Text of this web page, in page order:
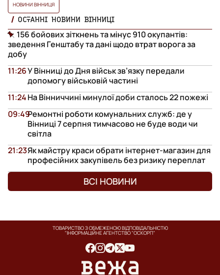
НОВИНИ ВІННИЦЯ
ОСТАННІ НОВИНИ ВІННИЦІ
156 бойових зіткнень та мінус 910 окупантів:
зведення Генштабу та дані щодо втрат ворога за
добу
У Вінниці до Дня військ зв’язку передали
допомогу військовій частині
11:26
На Вінниччині минулої доби сталось 22 пожежі
11:24
Ремонтні роботи комунальних служб: де у
Вінниці 7 серпня тимчасово не буде води чи
світла
09:49
Як майстру краси обрати інтернет-магазин для
професійних закупівель без ризику переплат
21:23
ВСІ НОВИНИ
ТОВАРИСТВО З ОБМЕЖЕНОЮ ВІДПОВІДАЛЬНІСТЮ
"ІНФОРМАЦІЙНЕ АГЕНТСТВО "ОСКОРП"